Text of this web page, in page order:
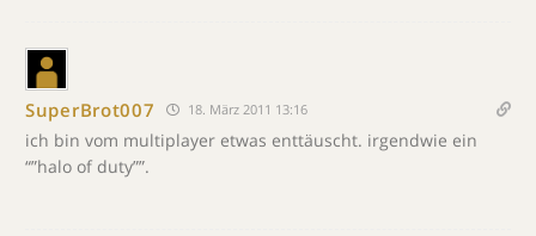
SuperBrot007 18. März 2011 13:16
ich bin vom multiplayer etwas enttäuscht. irgendwie ein
“”halo of duty””.